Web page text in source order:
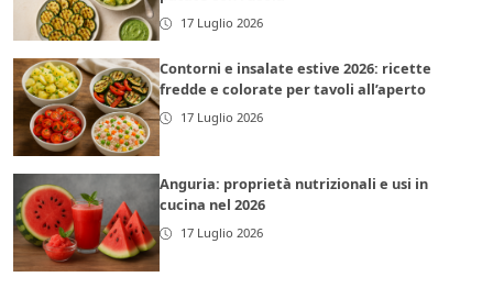
17 Luglio 2026
Contorni e insalate estive 2026: ricette
fredde e colorate per tavoli all’aperto
17 Luglio 2026
Anguria: proprietà nutrizionali e usi in
cucina nel 2026
17 Luglio 2026